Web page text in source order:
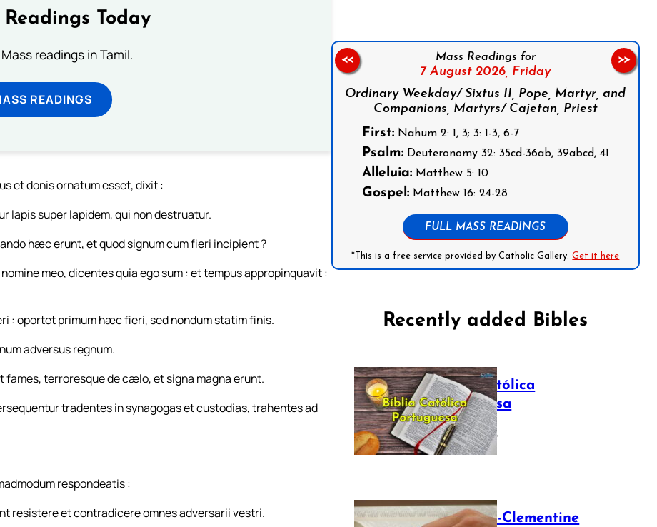
Today
readings in Tamil.
READINGS
et donis ornatum esset, dixit :
lapis super lapidem, qui non destruatur.
hæc erunt, et quod signum cum fieri incipient ?
meo, dicentes quia ego sum : et tempus appropinquavit :
: oportet primum hæc fieri, sed nondum statim finis.
adversus regnum.
terroresque de cælo, et signa magna erunt.
tradentes in synagogas et custodias, trahentes ad
respondeatis :
resistere et contradicere omnes adversarii vestri.
Mass Readings for
7 August 2026, Friday
Ordinary Weekday/ Sixtus II, Pope, Martyr, and
Companions, Martyrs/ Cajetan, Priest
First:Nahum 2: 1, 3; 3: 1-3, 6-7
Psalm:Deuteronomy 32: 35cd-36ab, 39abcd, 41
Alleluia:Matthew 5: 10
Gospel:Matthew 16: 24-28
FULL MASS READINGS
*This is a free service provided by Catholic Gallery.Get it here
<< >>
Recently added Bibles
Bíblia Católica
Portuguesa
July 16, 2025
The Sixto-Clementine